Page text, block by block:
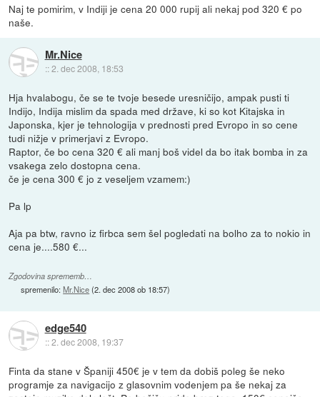
Naj te pomirim, v Indiji je cena 20 000 rupij ali nekaj pod 320 € po
naše.
Mr.Nice
::2. dec 2008, 18:53
Hja hvalabogu, če se te tvoje besede uresničijo, ampak pusti ti
Indijo, Indija mislim da spada med države, ki so kot Kitajska in
Japonska, kjer je tehnologija v prednosti pred Evropo in so cene
tudi nižje v primerjavi z Evropo.
Raptor, če bo cena 320 € ali manj boš videl da bo itak bomba in za
vsakega zelo dostopna cena.
če je cena 300 € jo z veseljem vzamem:)
Pa lp
Aja pa btw, ravno iz firbca sem šel pogledati na bolho za to nokio in
cena je....580 €...
Zgodovina sprememb…
spremenilo:Mr.Nice(2. dec 2008 ob 18:57)
edge540
::2. dec 2008, 19:37
Finta da stane v Španiji 450€ je v tem da dobiš poleg še neko
programje za navigacijo z glasovnim vodenjem pa še nekaj za